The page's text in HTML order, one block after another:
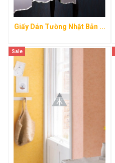
Giấy Dán Tường Nhật Bản ...
Sale